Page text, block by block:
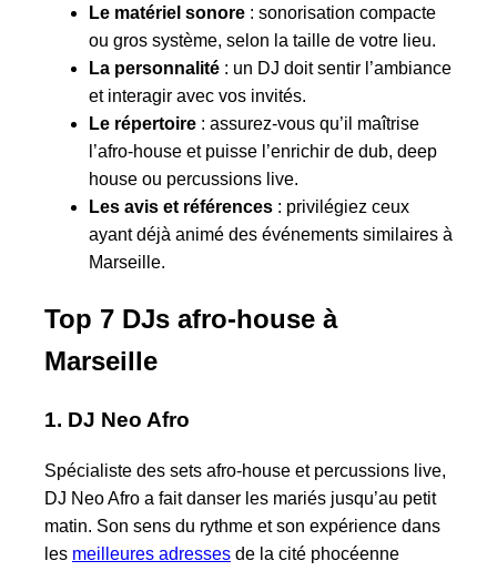
Le matériel sonore : sonorisation compacte
ou gros système, selon la taille de votre lieu.
La personnalité : un DJ doit sentir l’ambiance
et interagir avec vos invités.
Le répertoire : assurez-vous qu’il maîtrise
l’afro-house et puisse l’enrichir de dub, deep
house ou percussions live.
Les avis et références : privilégiez ceux
ayant déjà animé des événements similaires à
Marseille.
Top 7 DJs afro-house à
Marseille
1. DJ Neo Afro
Spécialiste des sets afro-house et percussions live,
DJ Neo Afro a fait danser les mariés jusqu’au petit
matin. Son sens du rythme et son expérience dans
les meilleures adresses de la cité phocéenne